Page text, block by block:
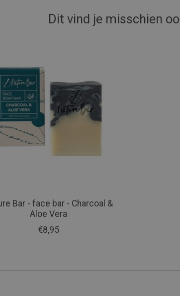
Dit vind je misschien
Bar - face bar - Charcoal &
Aloe Vera
€8,95